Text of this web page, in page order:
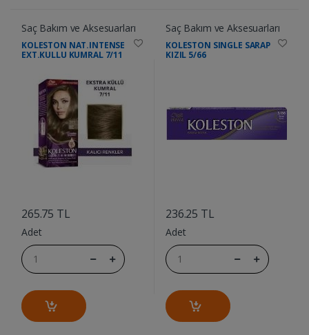
Saç Bakım ve Aksesuarları
KOLESTON NAT.INTENSE
EXT.KULLU KUMRAL 7/11
265.75 TL
Adet
Saç Bakım ve Aksesuarları
KOLESTON SINGLE SARAP
KIZIL 5/66
236.25 TL
Adet